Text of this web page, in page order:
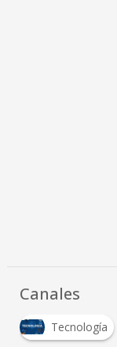
Canales
Tecnología